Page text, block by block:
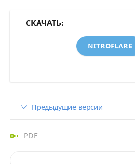
СКАЧАТЬ:
NITROFLARE
Предыдущие версии
PDF